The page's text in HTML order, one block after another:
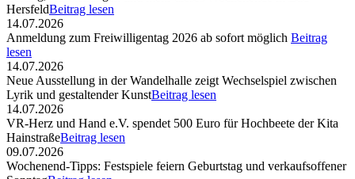
HersfeldBeitrag lesen
14.07.2026
Anmeldung zum Freiwilligentag 2026 ab sofort möglich Beitrag
lesen
14.07.2026
Neue Ausstellung in der Wandelhalle zeigt Wechselspiel zwischen
Lyrik und gestaltender KunstBeitrag lesen
14.07.2026
VR-Herz und Hand e.V. spendet 500 Euro für Hochbeete der Kita
HainstraßeBeitrag lesen
09.07.2026
Wochenend-Tipps: Festspiele feiern Geburtstag und verkaufsoffener